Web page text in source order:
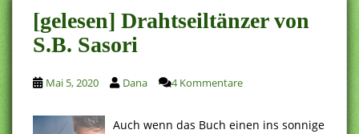
n
t
e
n
t
[gelesen] Drahtseiltänzer von
S.B. Sasori
Mai 5, 2020 Dana 4 Kommentare
Auch wenn das Buch einen ins sonnige